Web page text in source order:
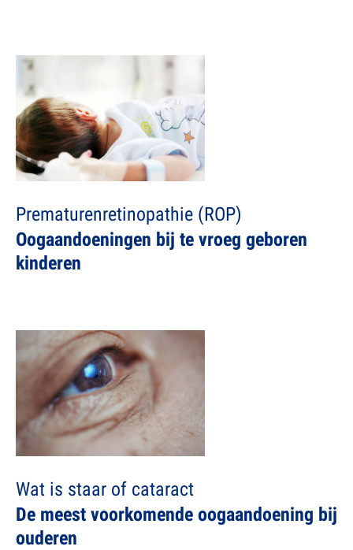
Prematurenretinopathie (ROP)
Oogaandoeningen bij te vroeg geboren
kinderen
Wat is staar of cataract
De meest voorkomende oogaandoening bij
ouderen